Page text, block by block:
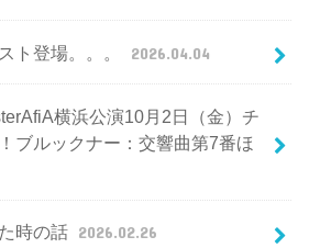
ト登場。。。 2026.04.04
横浜公演10月2日（金）チ
ブルックナー：交響曲第7番ほ
時の話 2026.02.26